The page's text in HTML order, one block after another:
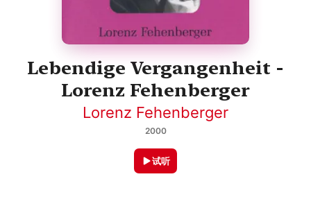
Lebendige Vergangenheit -
Lorenz Fehenberger
Lorenz Fehenberger
2000
试听